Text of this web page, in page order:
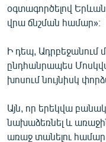
օգտագործելով
վրա ճնշման համար»։
Ի դեպ, Ադրբեջանում
ընդհանրապես
խոսում նույնիսկ
Այն, որ երեկվա
նախաձեռնել և
առաջ տանելու համար,